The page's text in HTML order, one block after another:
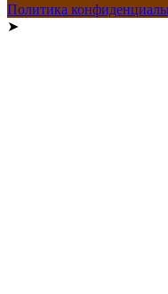
Политика
➤